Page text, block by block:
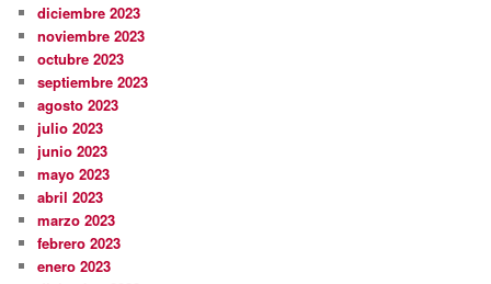
diciembre 2023
noviembre 2023
octubre 2023
septiembre 2023
agosto 2023
julio 2023
junio 2023
mayo 2023
abril 2023
marzo 2023
febrero 2023
enero 2023